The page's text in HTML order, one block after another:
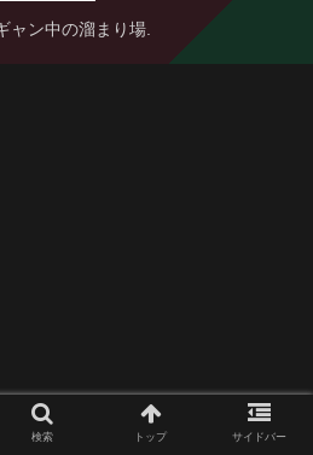
ャン中の溜まり場.
検索 トップ サイドバー